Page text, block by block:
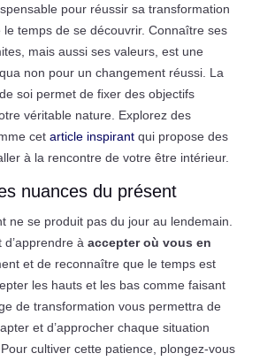
pour réussir sa transformation
temps de se découvrir. Connaître ses
mais aussi ses valeurs, est une
non pour un changement réussi. La
soi permet de fixer des objectifs
véritable nature. Explorez des
cet article inspirantqui propose des
à la rencontre de votre être intérieur.
nuances du présent
ne se produit pas du jour au lendemain.
à accepter où vous en
et de reconnaître que le temps est
les hauts et les bas comme faisant
de transformation vous permettra de
et d’approcher chaque situation
cultiver cette patience, plongez-vous